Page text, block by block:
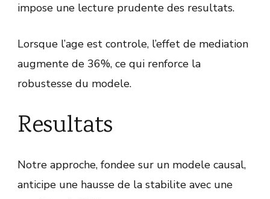
impose une lecture prudente des resultats.
Lorsque l’age est controle, l’effet de mediation
augmente de 36%, ce qui renforce la
robustesse du modele.
Resultats
Notre approche, fondee sur un modele causal,
anticipe une hausse de la stabilite avec une